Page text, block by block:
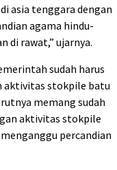
asia tenggara dengan
agama hindu-
di rawat,” ujarnya.
sudah harus
aktivitas stokpile batu
memang sudah
aktivitas stokpile
percandian